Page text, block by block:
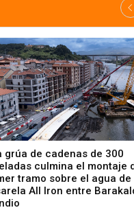
grúa de cadenas de 300
culmina el montaje
tramo sobre el agua de
All Iron entre